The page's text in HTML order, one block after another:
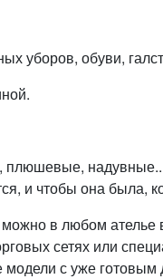
уборов, обуви,
и чтобы она была,
в любом
сетях или
с уже